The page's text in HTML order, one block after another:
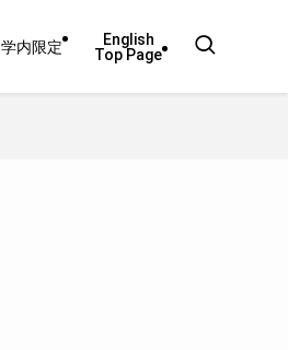
学内限定
English
Top Page